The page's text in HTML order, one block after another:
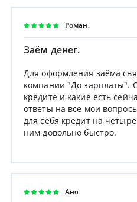
Роман.
Заём денег.
Для оформления заёма
компании "До зарплаты".
кредите и какие есть
ответы на все мои
для себя кредит на
ним довольно быстро.
Аня